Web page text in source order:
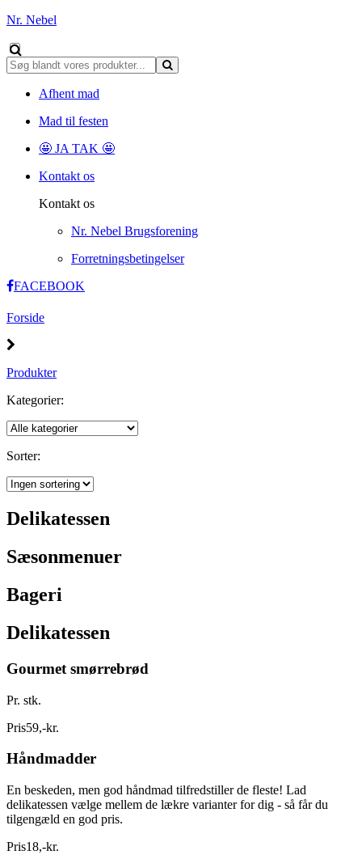
Nr. Nebel
Afhent mad
Mad til festen
🤩 JA TAK 🤩
Kontakt os
Kontakt os
Nr. Nebel Brugsforening
Forretningsbetingelser
FACEBOOK
Forside
Produkter
Kategorier:
Sorter:
Delikatessen
Sæsonmenuer
Bageri
Delikatessen
Gourmet smørrebrød
Pr. stk.
Pris59,-kr.
Håndmadder
En beskeden, men god håndmad tilfredstiller de fleste! Lad
delikatessen vælge mellem de lækre varianter for dig - så får du
tilgengæld en god pris.
Pris18,-kr.